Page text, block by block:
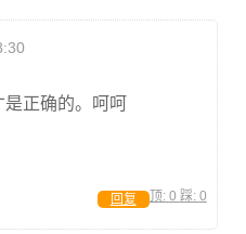
是正确的。呵呵
顶: 0 踩: 0
回复